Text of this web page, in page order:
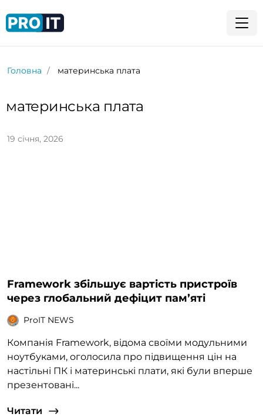
Головна материнська плата
материнська плата
19 січня, 2026
Framework збільшує вартість пристроїв
через глобальний дефіцит памʼяті
ProIT NEWS
Компанія Framework, відома своїми модульними
ноутбуками, оголосила про підвищення цін на
настільні ПК і материнські плати, які були вперше
презентовані...
Читати